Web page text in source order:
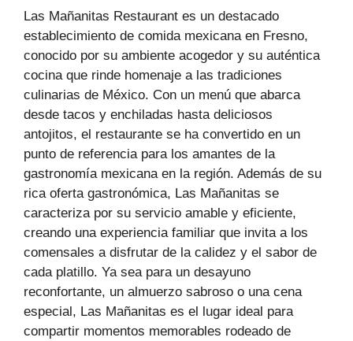
Las Mañanitas Restaurant es un destacado
establecimiento de comida mexicana en Fresno,
conocido por su ambiente acogedor y su auténtica
cocina que rinde homenaje a las tradiciones
culinarias de México. Con un menú que abarca
desde tacos y enchiladas hasta deliciosos
antojitos, el restaurante se ha convertido en un
punto de referencia para los amantes de la
gastronomía mexicana en la región. Además de su
rica oferta gastronómica, Las Mañanitas se
caracteriza por su servicio amable y eficiente,
creando una experiencia familiar que invita a los
comensales a disfrutar de la calidez y el sabor de
cada platillo. Ya sea para un desayuno
reconfortante, un almuerzo sabroso o una cena
especial, Las Mañanitas es el lugar ideal para
compartir momentos memorables rodeado de